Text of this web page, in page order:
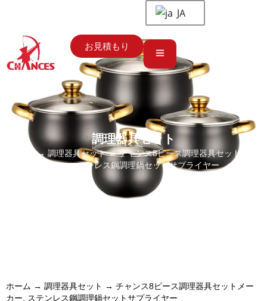
JA
お見積もり
調理器具セット
→ 調理器具セット→ チャンス8ピース調理器具セットメー
カー, ステンレス鋼調理鍋セットサプライヤー
ホーム → 調理器具セット → チャンス8ピース調理器具セットメー
カー, ステンレス鋼調理鍋セットサプライヤー